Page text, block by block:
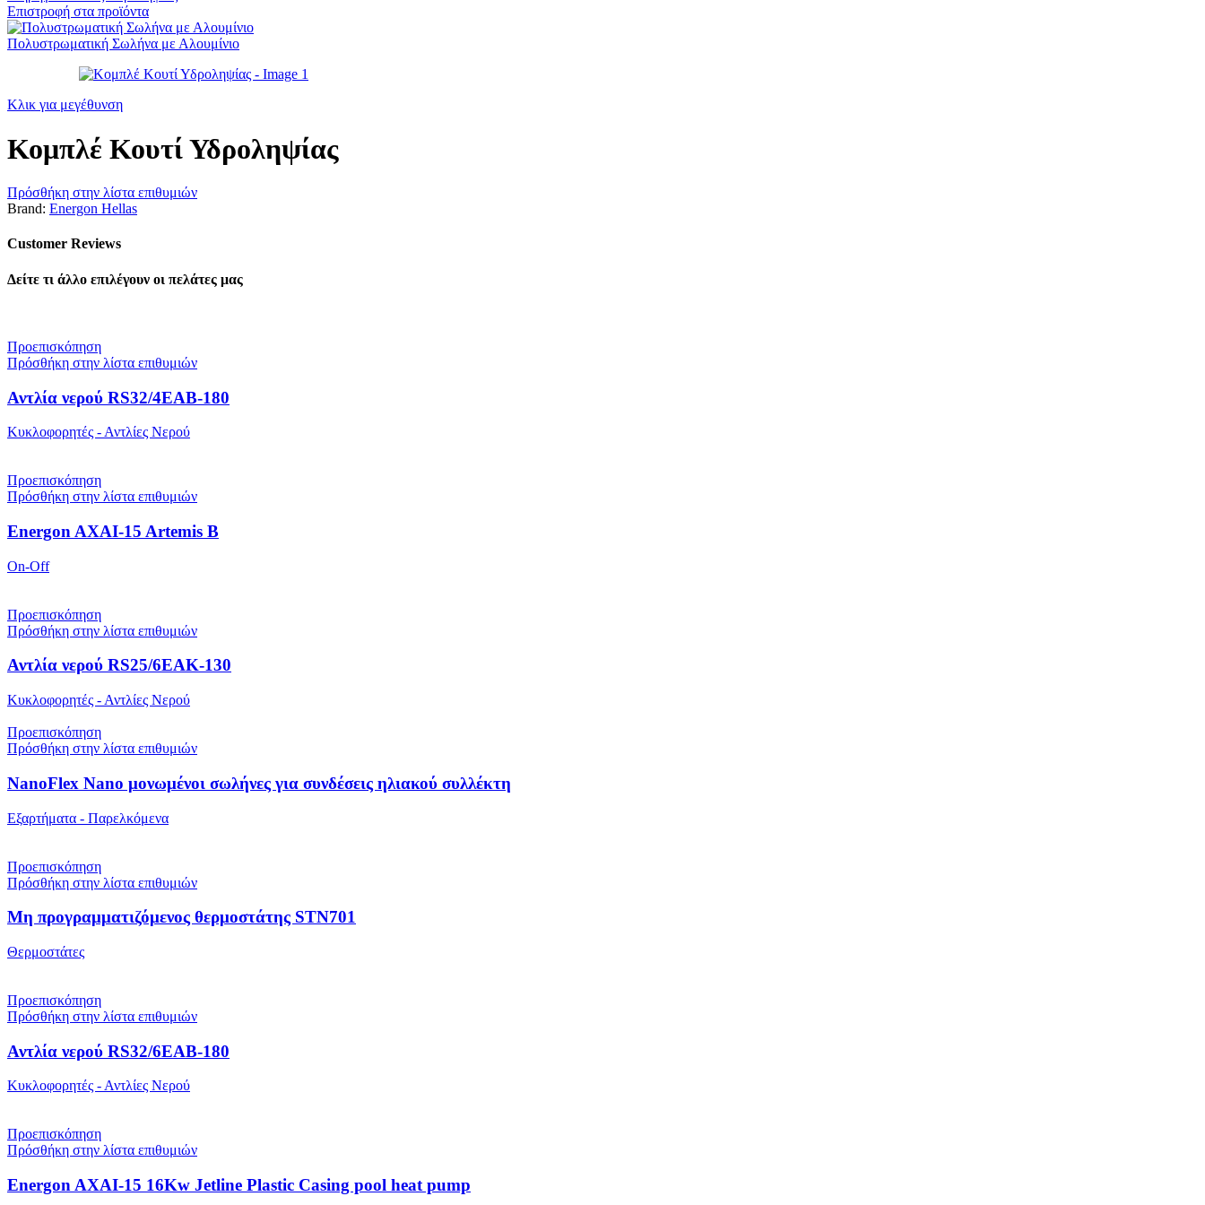
Επιστροφή στα προϊόντα
Πολυστρωματική Σωλήνα με Αλουμίνιο
Κλικ για μεγέθυνση
Κομπλέ Κουτί Υδροληψίας
Πρόσθήκη στην λίστα επιθυμιών
Brand: Energon Hellas
Customer Reviews
Δείτε τι άλλο επιλέγουν οι πελάτες μας
Προεπισκόπηση
Πρόσθήκη στην λίστα επιθυμιών
Αντλία νερού RS32/4EAB-180
Κυκλοφορητές - Αντλίες Νερού
Προεπισκόπηση
Πρόσθήκη στην λίστα επιθυμιών
Energon AXAI-15 Artemis B
On-Off
Προεπισκόπηση
Πρόσθήκη στην λίστα επιθυμιών
Αντλία νερού RS25/6EAK-130
Κυκλοφορητές - Αντλίες Νερού
Προεπισκόπηση
Πρόσθήκη στην λίστα επιθυμιών
NanoFlex Nano μονωμένοι σωλήνες για συνδέσεις ηλιακού συλλέκτη
Εξαρτήματα - Παρελκόμενα
Προεπισκόπηση
Πρόσθήκη στην λίστα επιθυμιών
Μη προγραμματιζόμενος θερμοστάτης STN701
Θερμοστάτες
Προεπισκόπηση
Πρόσθήκη στην λίστα επιθυμιών
Αντλία νερού RS32/6EAB-180
Κυκλοφορητές - Αντλίες Νερού
Προεπισκόπηση
Πρόσθήκη στην λίστα επιθυμιών
Energon AXAI-15 16Kw Jetline Plastic Casing pool heat pump